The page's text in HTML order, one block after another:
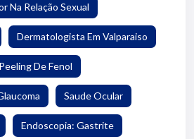
Na Relação Sexual
Dermatologista Em Valparaiso
Peeling De Fenol
Saude Ocular
Endoscopia: Gastrite